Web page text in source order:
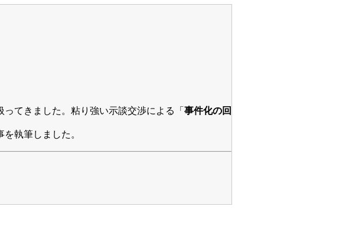
ってきました。粘り強い示談交渉による「 事件化の回
執筆しました。